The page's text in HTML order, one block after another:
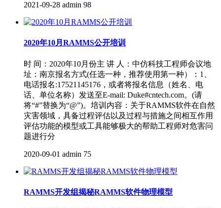
2021-09-28 admin 98
2020年10月RAMMS公开培训
时 间：2020年10月份主 讲 人：中仿科技工程师会议地
址：南京报名方式(任选一种，推荐使用第一种）：1、
电话报名:17521145176，或者将报名信息（姓名、电
话、单位名称）发送至E-mail: Duke#cntech.com。(请
将“#”替换为“@”)。培训内容：关于RAMMS软件在自然
灾害领域，具备过程评估以及过程与措施之间相互作用
评估功能的模型或工具能够极大的帮助工程师对危害问
题进行分
2020-09-01 admin 75
RAMMS开发组揭秘RAMMS软件物理模型